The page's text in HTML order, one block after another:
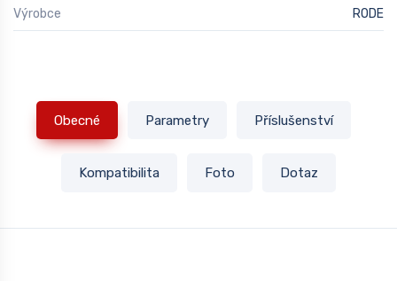
Výrobce RODE
Obecné Parametry Příslušenství
Kompatibilita Foto Dotaz